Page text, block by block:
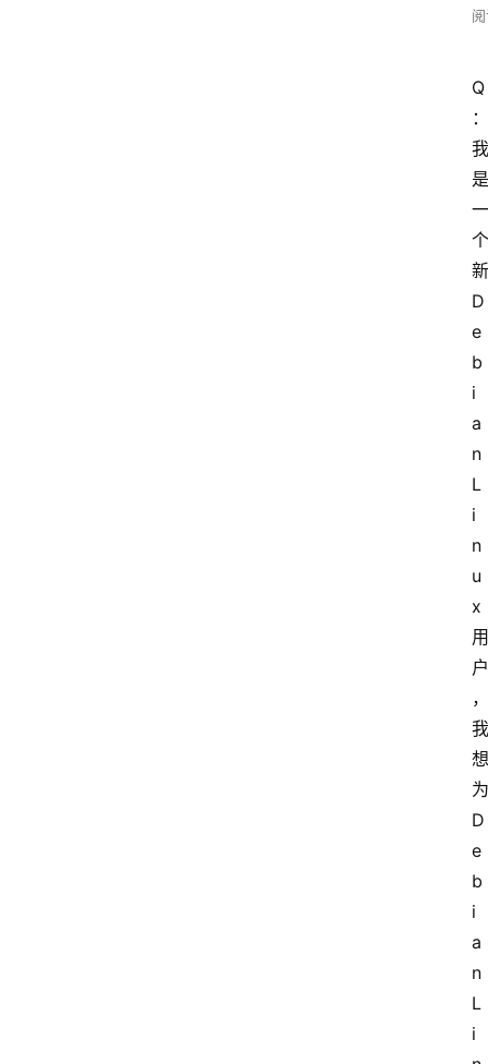
Q
：
我
是
一
个
新
D
e
b
i
a
n
L
i
n
u
x
用
户
，
我
想
为
D
e
b
i
a
n
L
i